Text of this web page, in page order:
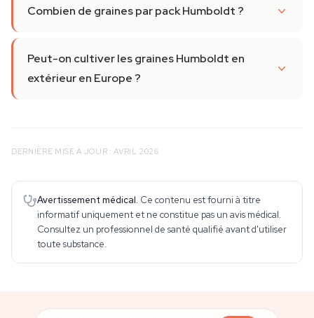
Combien de graines par pack Humboldt ?
Peut-on cultiver les graines Humboldt en
extérieur en Europe ?
DERNIÈRE MISE À JOUR : AVRIL 2026
Avertissement médical. Ce contenu est fourni à titre
informatif uniquement et ne constitue pas un avis médical.
Consultez un professionnel de santé qualifié avant d'utiliser
toute substance.